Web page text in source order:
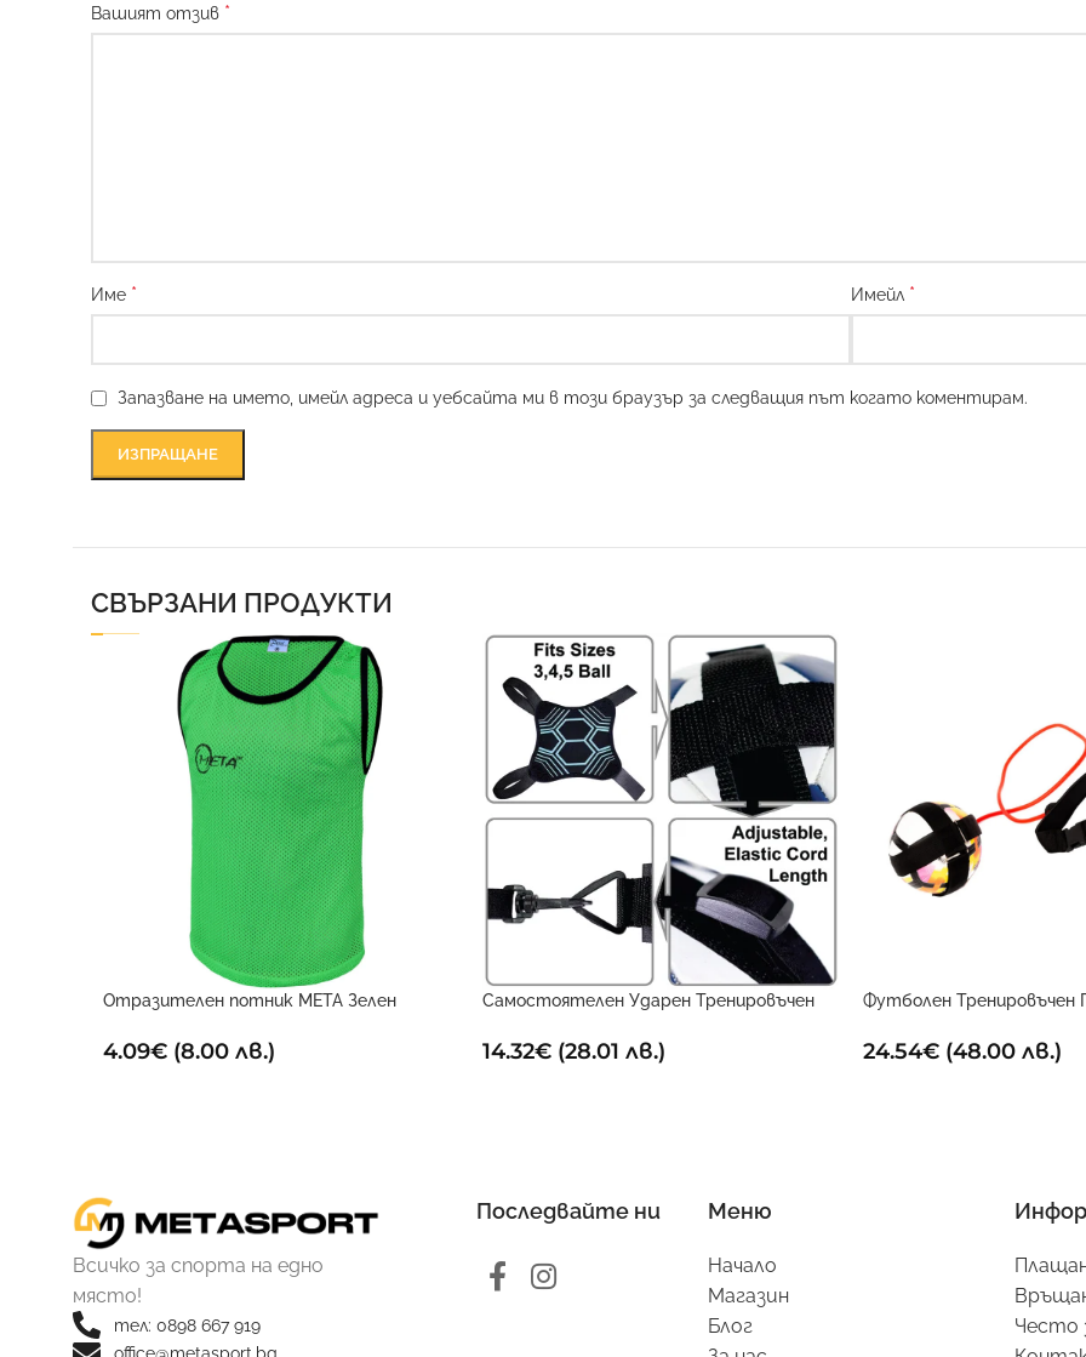
Вашият отзив *
Име * Имейл *
Запазване на името, имейл адреса и уебсайта ми в този браузър за следващия път когато коментирам.
СВЪРЗАНИ ПРОДУКТИ
Отразителен потник META Зелен
4.09€ (8.00 лв.)
Самостоятелен Ударен Тренировъчен
14.32€ (28.01 лв.)
Футболен Тренировъчен
24.54€(48.00 лв.)
Всичко за спорта на едно
място!
тел: 0898 667 919
office@metasport.bg
Последвайте ни Меню
Начало
Магазин
Блог
Често